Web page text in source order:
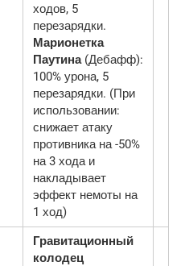
ходов, 5
перезарядки.
Марионетка
Паутина(Дебафф):
100% урона, 5
перезарядки. (При
использовании:
снижает атаку
противника на -50%
на 3 хода и
накладывает
эффект немоты на
1 ход)
Гравитационный
колодец